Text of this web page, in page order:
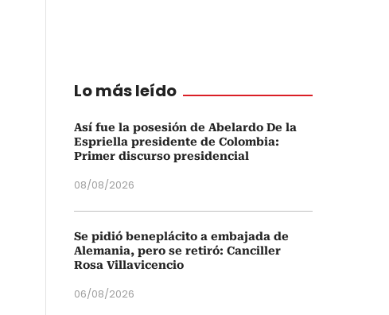
Lo más leído
Así fue la posesión de Abelardo De la
Espriella presidente de Colombia:
Primer discurso presidencial
08/08/2026
Se pidió beneplácito a embajada de
Alemania, pero se retiró: Canciller
Rosa Villavicencio
06/08/2026